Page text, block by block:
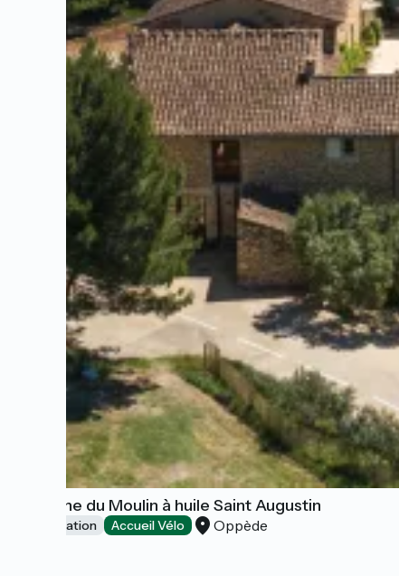
Domaine du Moulin à huile Saint Augustin
Dégustation Accueil Vélo Oppède